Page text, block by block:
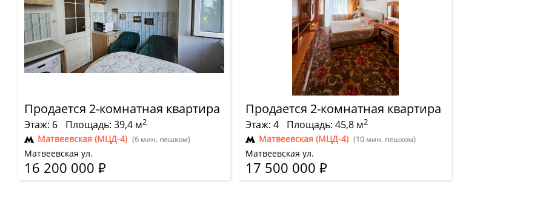
Продается 2-комнатная квартира
Этаж: 6 Площадь: 39,4 м2
Матвеевская (МЦД-4) (6 мин. пешком)
Матвеевская ул.
16 200 000 Р
Продается 2-комнатная квартира
Этаж: 4 Площадь: 45,8 м2
Матвеевская (МЦД-4) (10 мин. пешком)
Матвеевская ул.
17 500 000 Р